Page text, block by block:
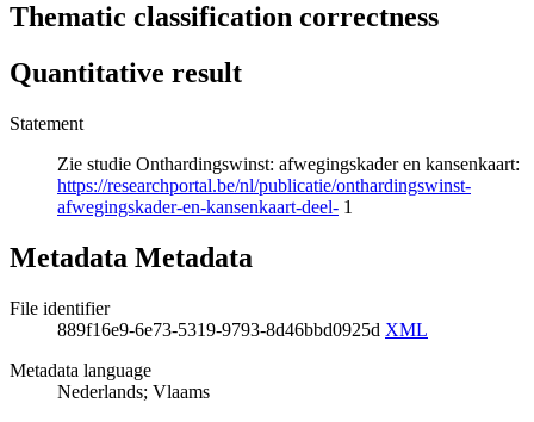
Thematic classification correctness
Quantitative result
Statement
Zie studie Onthardingswinst: afwegingskader en kansenkaart:
https://researchportal.be/nl/publicatie/onthardingswinst-
afwegingskader-en-kansenkaart-deel- 1
Metadata Metadata
File identifier
889f16e9-6e73-5319-9793-8d46bbd0925d XML
Metadata language
Nederlands; Vlaams